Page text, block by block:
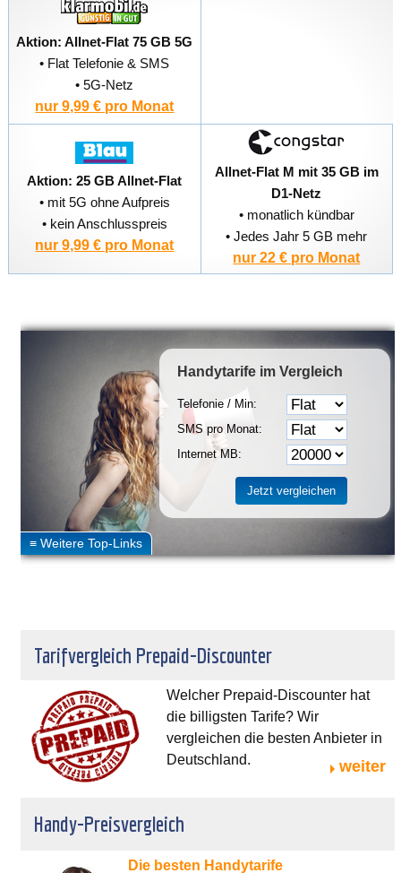
Aktion: Allnet-Flat 75 GB 5G
• Flat Telefonie & SMS
• 5G-Netz
nur 9,99 € pro Monat
Aktion: 25 GB Allnet-Flat
• mit 5G ohne Aufpreis
• kein Anschlusspreis
nur 9,99 € pro Monat
Allnet-Flat M mit 35 GB im
D1-Netz
• monatlich kündbar
• Jedes Jahr 5 GB mehr
nur 22 € pro Monat
Handytarife im Vergleich
Telefonie / Min:
SMS pro Monat:
Internet MB:
Tarifvergleich Prepaid-Discounter
Welcher Prepaid-Discounter hat
die billigsten Tarife? Wir
vergleichen die besten Anbieter in
Deutschland.
weiter
Handy-Preisvergleich
Die besten Handytarife